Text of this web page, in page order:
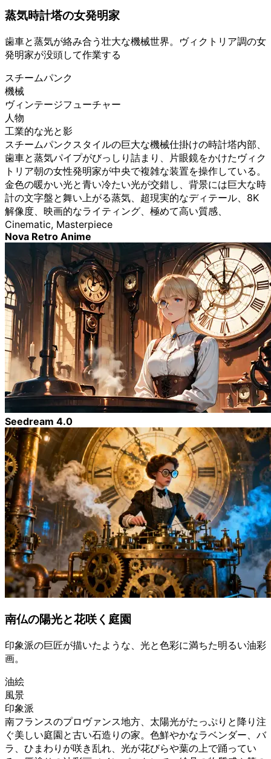
蒸気時計塔の女発明家
歯車と蒸気が絡み合う壮大な機械世界。ヴィクトリア調の女
発明家が没頭して作業する
スチームパンク
機械
ヴィンテージフューチャー
人物
工業的な光と影
スチームパンクスタイルの巨大な機械仕掛けの時計塔内部、
歯車と蒸気パイプがびっしり詰まり、片眼鏡をかけたヴィク
トリア朝の女性発明家が中央で複雑な装置を操作している。
金色の暖かい光と青い冷たい光が交錯し、背景には巨大な時
計の文字盤と舞い上がる蒸気、超現実的なディテール、8K
解像度、映画的なライティング、極めて高い質感、
Cinematic, Masterpiece
Nova Retro Anime
Seedream 4.0
南仏の陽光と花咲く庭園
印象派の巨匠が描いたような、光と色彩に満ちた明るい油彩
画。
油絵
風景
印象派
南フランスのプロヴァンス地方、太陽光がたっぷりと降り注
ぐ美しい庭園と古い石造りの家。色鮮やかなラベンダー、バ
ラ、ひまわりが咲き乱れ、光が花びらや葉の上で踊ってい